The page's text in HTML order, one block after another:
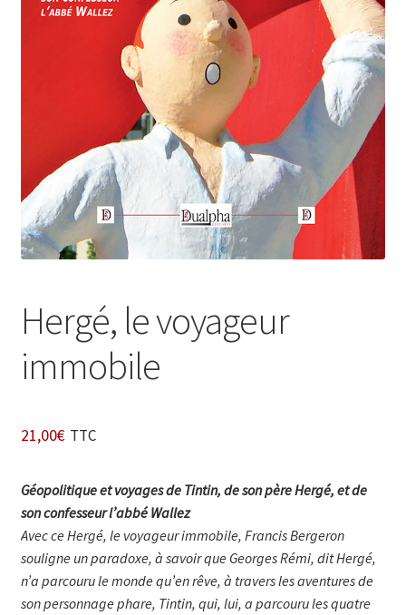
Login Customizer
Politique de confidentialité et cookies
Qui sommes-nous ?
Soutien à Philippe Randa
Suivi de la Commande
Hergé, le voyageur
immobile
21,00€ TTC
Géopolitique et voyages de Tintin, de son père Hergé, et de
son confesseur l’abbé Wallez
Avec ce Hergé, le voyageur immobile, Francis Bergeron
souligne un paradoxe, à savoir que Georges Rémi, dit Hergé,
n’a parcouru le monde qu’en rêve, à travers les aventures de
son personnage phare, Tintin, qui, lui, a parcouru les quatre